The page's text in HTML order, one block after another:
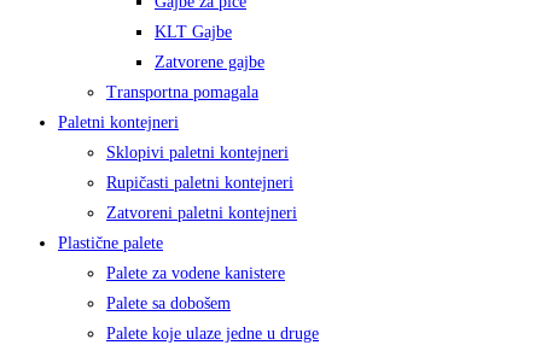
KLT Gajbe
Zatvorene gajbe
Transportna pomagala
Paletni kontejneri
Sklopivi paletni kontejneri
Rupičasti paletni kontejneri
Zatvoreni paletni kontejneri
Plastične palete
Palete za vodene kanistere
Palete sa dobošem
Palete koje ulaze jedne u druge